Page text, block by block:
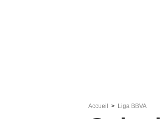
Accueil Liga BBVA